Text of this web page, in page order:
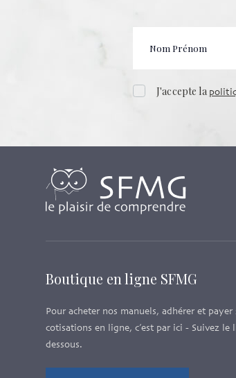
J'accepte la
Boutique en ligne SFMG
Pour acheter nos manuels, adhérer et payer
cotisations en ligne, c’est par ici - Suivez le
dessous.